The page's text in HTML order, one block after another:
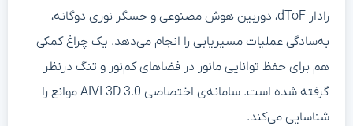
رادار dToF، دوربین هوش مصنوعی و حسگر نوری دوگانه،
به‌سادگی عملیات مسیریابی را انجام می‌دهد. یک چراغ کمکی
هم برای حفظ توانایی مانور در فضاهای کم‌نور و تنگ درنظر
گرفته شده است. سامانه‌ی اختصاصی AIVI 3D 3.0 موانع را
شناسایی می‌کند.